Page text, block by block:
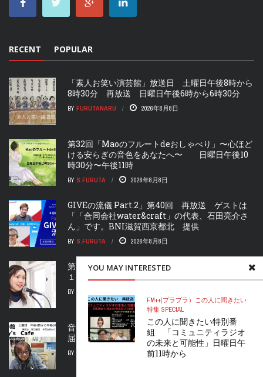
YOU MAY INTERESTED
FM++(プラプラ） この人に聞きたい
特集 SPECIAL
この人に聞きたい特別番
組 「コミュニティラジオ
の未来と可能性」日曜日午
前11時から
RECENT POPULAR
「素人お笑い演芸館」放送日 土曜日午後8時から
8時30分 再放送 日曜日午後6時から6時30分
BY FURUTANARU 2026年8月8日
第32回「Maoのフルートdeおしゃべり」〜心ほど
ける安らぎの音色をあなたへ〜 日曜日午後10
時30分〜午後11時
BY S.FURUTA 2026年8月8日
GIVEの流儀 Part.2」第40回 再放送 ゲストは
「「合同会社water&craft」の代表、石田亮介さ
ん」です。BNI滋賀西京都北 提供
BY S.FURUTA 2026年8月8日
第33回再放送「れいことピアノタイム」金曜午後
１時、日曜午後1時から放送
BY
音楽の館 BILLY’S CAFE」 土曜午後4時からお
届け！再放送 日曜日午前8時から
BY 2026年8月8日